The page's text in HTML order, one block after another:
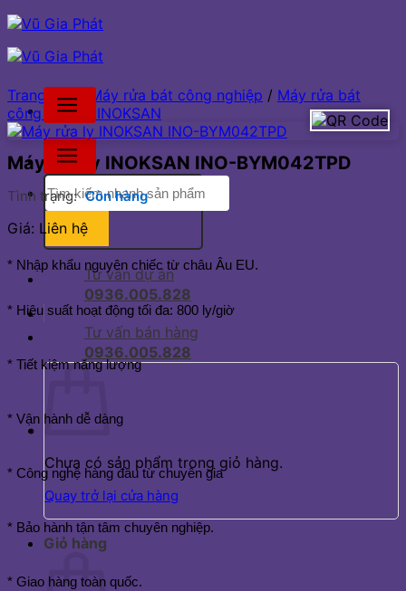
Bỏ
qua
nội
Tìm
kiếm:
Tư vấn dự án
0936.005.828
Tư vấn bán hàng
0936.005.828
Chưa có sản phẩm trong giỏ hàng.
Quay trở lại cửa hàng
Giỏ hàng
Trang chủ Máy rửa bát công nghiệp / Máy rửa bát
công nghiệp INOKSAN
Máy rửa ly INOKSAN INO-BYM042TPD
Tình trạng: Còn hàng
Giá: Liên hệ
* Nhập khẩu nguyên chiếc từ châu Âu EU.
* Hiệu suất hoạt động tối đa: 800 ly/giờ
* Tiết kiệm năng lượng
* Vận hành dễ dàng
* Công nghệ hàng đầu từ chuyên gia
* Bảo hành tận tâm chuyên nghiệp.
* Giao hàng toàn quốc.